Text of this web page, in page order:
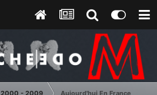
2000 - 2009 Aujourd'hui En France